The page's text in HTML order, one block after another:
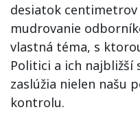
desiatok
mudrovanie
vlastná téma, s
Politici a ich
zaslúžia nielen našu
kontrolu.